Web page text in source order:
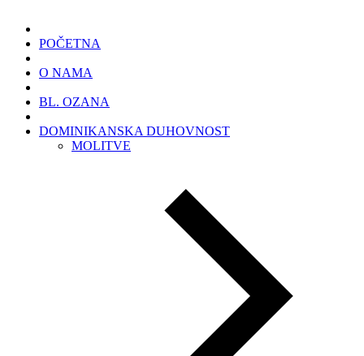
POČETNA
O NAMA
BL. OZANA
DOMINIKANSKA DUHOVNOST
MOLITVE